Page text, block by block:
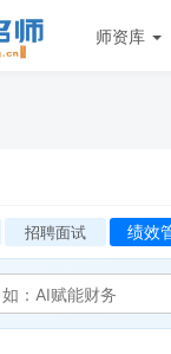
师资库
招聘面试 绩效